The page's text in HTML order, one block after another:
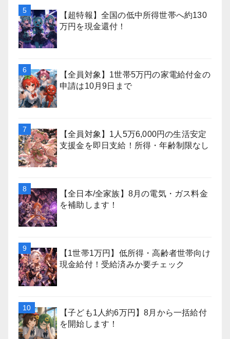
【超特報】全国の低中所得世帯へ約130
万円を現金還付！
【全員対象】1世帯5万円の家電給付金の
申請は10月9日まで
【全員対象】1人5万6,000円の生活安定
支援金を即日支給！所得・年齢制限なし
【全日本/全家族】8月の電気・ガス料金
を補助します！
【1世帯1万円】低所得・高齢者世帯向け
現金給付！受給済みか要チェック
【子ども1人約6万円】8月から一括給付
を開始します！